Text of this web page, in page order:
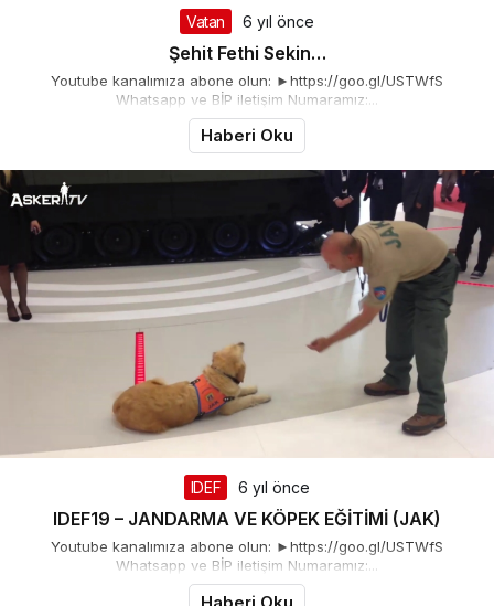
Vatan 6 yıl önce
Şehit Fethi Sekin…
Youtube kanalımıza abone olun: ►https://goo.gl/USTWfS
Whatsapp ve BİP iletişim Numaramız:...
Haberi Oku
IDEF 6 yıl önce
IDEF19 – JANDARMA VE KÖPEK EĞİTİMİ (JAK)
Youtube kanalımıza abone olun: ►https://goo.gl/USTWfS
Whatsapp ve BİP iletişim Numaramız:...